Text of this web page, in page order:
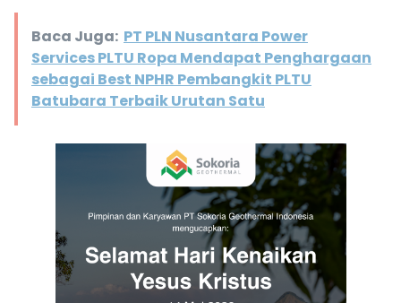
Baca Juga: PT PLN Nusantara Power
Services PLTU Ropa Mendapat Penghargaan
sebagai Best NPHR Pembangkit PLTU
Batubara Terbaik Urutan Satu